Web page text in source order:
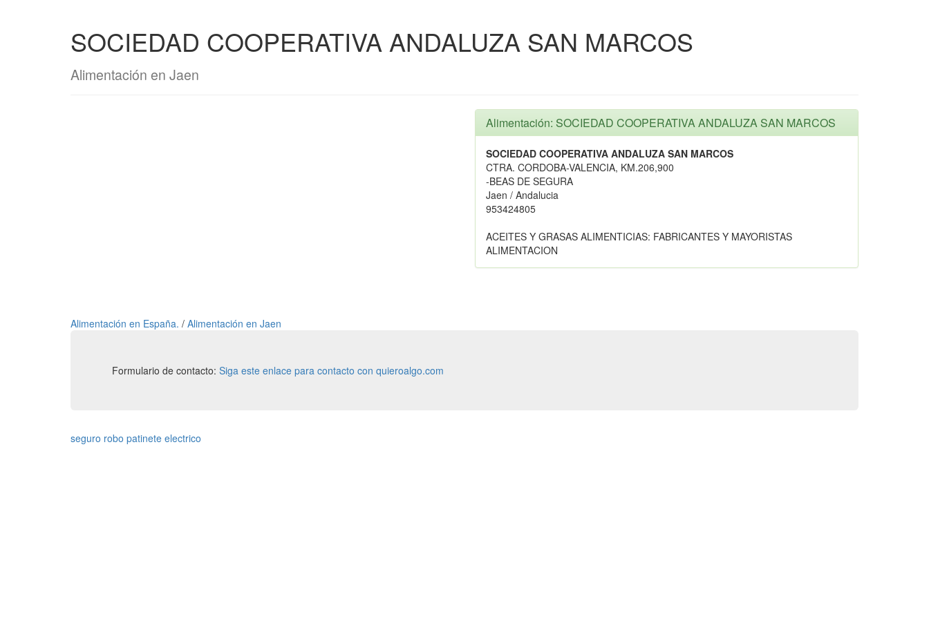
SOCIEDAD COOPERATIVA ANDALUZA SAN MARCOS
Alimentación en Jaen
Alimentación: SOCIEDAD COOPERATIVA ANDALUZA SAN MARCOS
SOCIEDAD COOPERATIVA ANDALUZA SAN MARCOS
CTRA. CORDOBA-VALENCIA, KM.206,900
-BEAS DE SEGURA
Jaen / Andalucia
953424805
ACEITES Y GRASAS ALIMENTICIAS: FABRICANTES Y MAYORISTAS
ALIMENTACION
Alimentación en España. / Alimentación en Jaen
Formulario de contacto: Siga este enlace para contacto con quieroalgo.com
seguro robo patinete electrico